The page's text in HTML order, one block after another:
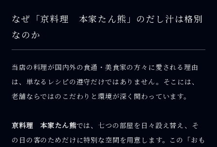
なぜ「京料理 本家たん熊」のだし汁は格別
なのか
当店の料理が国内外の食通・美食家の方々に愛される理由
は、単なるレシピの遵守だけではありません。そこには、
老舗ならではのこだわりと環境が深く関わっています。
京料理 本家たん熊では、七つの部屋を日々設え替え、そ
の日の客のためだけに特別な空間を用意します。この「おも